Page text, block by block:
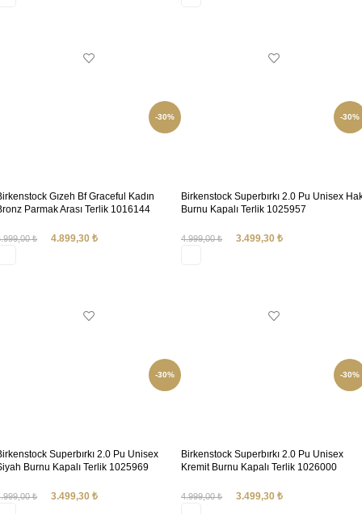
-30%
Gızeh Bf Graceful Kadın
Parmak Arası Terlik 1016144
₺ 4.899,30 ₺
-30%
Birkenstock Superbırkı 2.0 Pu Unisex
Burnu Kapalı Terlik 1025957
4.999,00₺ 3.499,30 ₺
-30%
Superbırkı 2.0 Pu Unisex
Burnu Kapalı Terlik 1025969
₺ 3.499,30 ₺
-30%
Birkenstock Superbırkı 2.0 Pu Unisex
Kremit Burnu Kapalı Terlik 1026000
4.999,00₺ 3.499,30 ₺